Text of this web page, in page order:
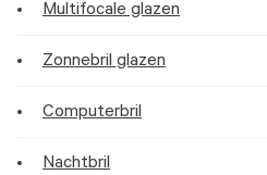
Multifocale glazen
Zonnebril glazen
Computerbril
Nachtbril